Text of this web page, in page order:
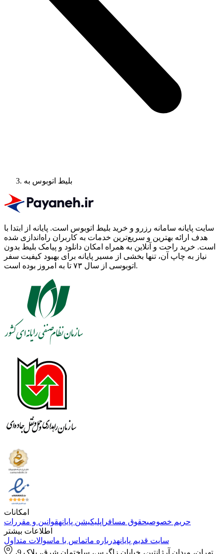
بلیط اتوبوس به
سایت پایانه سامانه رزرو و خرید بلیط اتوبوس است. پایانه از ابتدا با
هدف ارائه بهترین و سریع‌ترین خدمات به کاربران راه‌اندازی شده
است. خرید راحت و آنلاین به همراه امکان دانلود و پیامک بلیط بدون
نیاز به چاپ آن، تنها بخشی از مسیر پایانه برای بهبود کیفیت سفر
اتوبوسی از سال ۷۳ تا به امروز بوده است.
امکانات
حریم خصوصیحقوق مسافر اپلیکیشن پایانهقوانین و مقررات
اطلاعات بیشتر
سایت قدیم پایانهدرباره ماتماس با ماسوالات متداول